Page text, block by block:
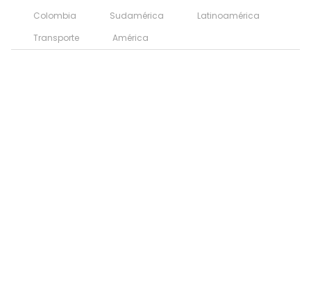
Colombia
Sudamérica
Latinoamérica
Transporte
América